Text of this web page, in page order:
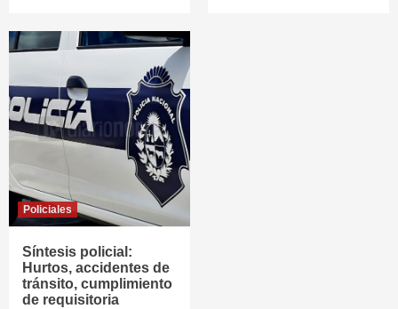
Policiales
Síntesis policial:
Hurtos, accidentes de
tránsito, cumplimiento
de requisitoria